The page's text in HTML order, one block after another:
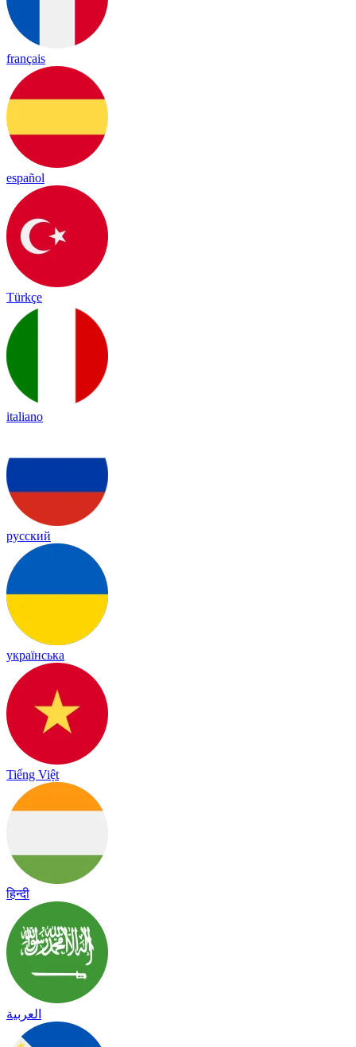
français
español
Türkçe
italiano
русский
українська
Tiếng Việt
हिन्दी
العربية